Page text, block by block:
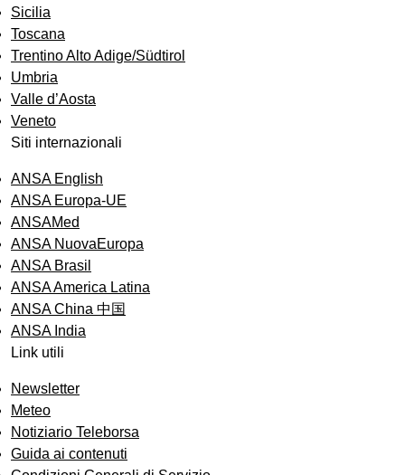
Sicilia
Toscana
Trentino Alto Adige/Südtirol
Umbria
Valle d’Aosta
Veneto
Siti internazionali
ANSA English
ANSA Europa-UE
ANSAMed
ANSA NuovaEuropa
ANSA Brasil
ANSA America Latina
ANSA China 中国
ANSA India
Link utili
Newsletter
Meteo
Notiziario Teleborsa
Guida ai contenuti